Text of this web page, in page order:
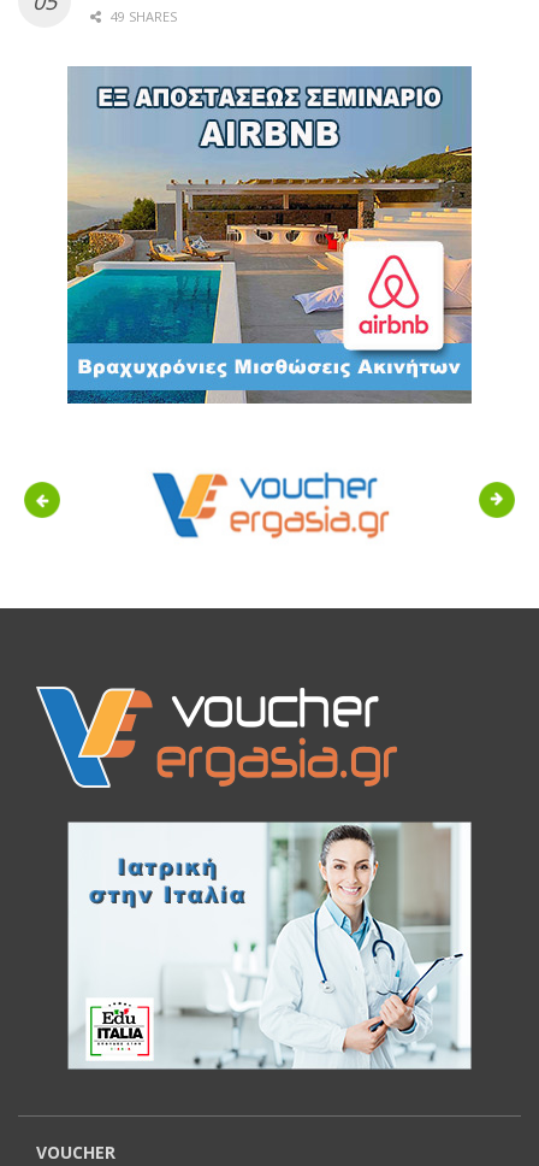
49 SHARES
Previous Next
VOUCHER